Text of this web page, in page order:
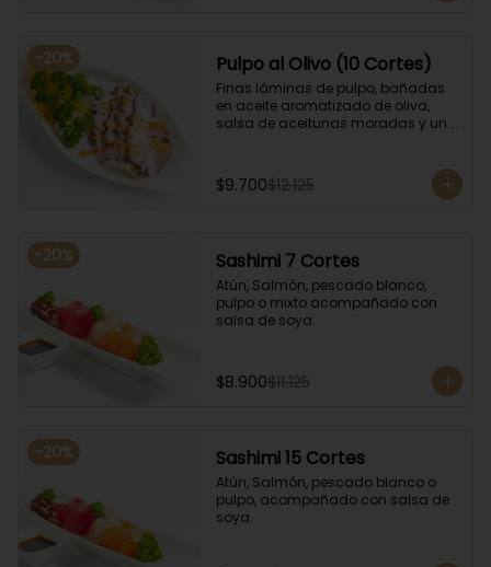
-20% Pulpo al Olivo (10 Cortes)
Finas láminas de pulpo, bañadas
en aceite aromatizado de oliva,
salsa de aceitunas moradas y un
$9.700$12.125
-20% Sashimi 7 Cortes
Atún, Salmón, pescado blanco,
pulpo o mixto acompañado con
salsa de soya.
$8.900$11.125
-20% Sashimi 15 Cortes
Atún, Salmón, pescado blanco o
pulpo, acompañado con salsa de
soya.